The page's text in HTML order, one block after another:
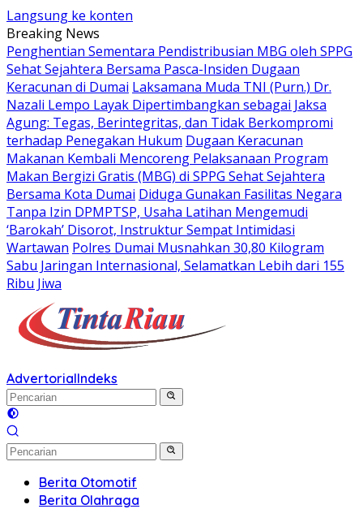
Langsung ke konten
Breaking News
Penghentian Sementara Pendistribusian MBG oleh SPPG
Sehat Sejahtera Bersama Pasca-Insiden Dugaan
Keracunan di Dumai Laksamana Muda TNI (Purn.) Dr.
Nazali Lempo Layak Dipertimbangkan sebagai Jaksa
Agung: Tegas, Berintegritas, dan Tidak Berkompromi
terhadap Penegakan Hukum Dugaan Keracunan
Makanan Kembali Mencoreng Pelaksanaan Program
Makan Bergizi Gratis (MBG) di SPPG Sehat Sejahtera
Bersama Kota Dumai Diduga Gunakan Fasilitas Negara
Tanpa Izin DPMPTSP, Usaha Latihan Mengemudi
‘Barokah’ Disorot, Instruktur Sempat Intimidasi
Wartawan Polres Dumai Musnahkan 30,80 Kilogram
Sabu Jaringan Internasional, Selamatkan Lebih dari 155
Ribu Jiwa
AdvertorialIndeks
Berita Otomotif
Berita Olahraga